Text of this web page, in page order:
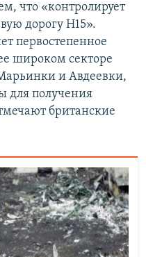
что «контролирует
дорогу H15».
первостепенное
широком секторе
и Авдеевки,
для получения
британские